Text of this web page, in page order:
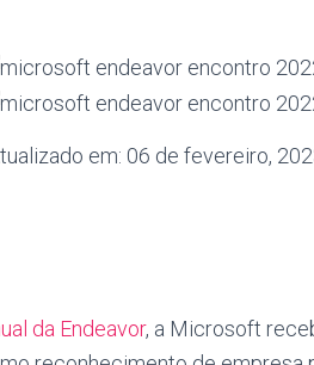
em: 06 de fevereiro,
da Endeavor, a Microsoft